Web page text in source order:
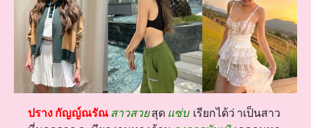
ปราง กัญญ์ณรัณ สาวสวยสุด แซ่บ เรียกได้ว่ าเป็นสาว